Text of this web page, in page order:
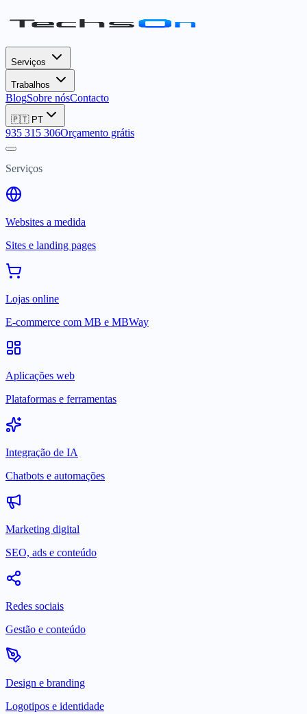
Serviços
Trabalhos
BlogSobre nósContacto
🇵🇹 PT
935 315 306Orçamento grátis
Serviços
Websites a medida
Sites e landing pages
Lojas online
E-commerce com MB e MBWay
Aplicações web
Plataformas e ferramentas
Integração de IA
Chatbots e automações
Marketing digital
SEO, ads e conteúdo
Redes sociais
Gestão e conteúdo
Design e branding
Logotipos e identidade